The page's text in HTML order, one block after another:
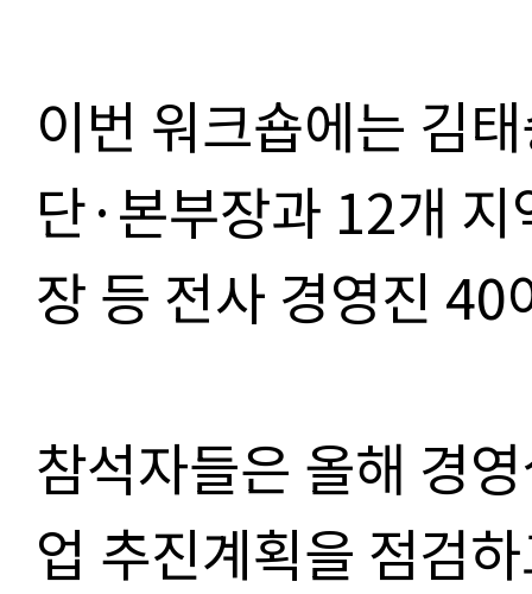
이번 워크숍에는 김
단·본부장과 12개
장 등 전사 경영진
참석자들은 올해 경
업 추진계획을 점검